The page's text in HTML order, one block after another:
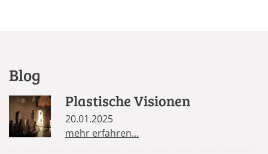
Blog
Plastische Visionen
20.01.2025
mehr erfahren...